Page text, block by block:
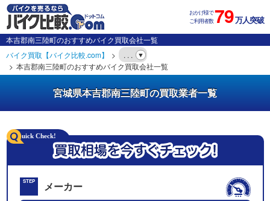
おかげ様で
ご利用者数79万人突破
本吉郡南三陸町のおすすめバイク買取会社一覧
バイク買取【バイク比較.com】
. . .
本吉郡南三陸町のおすすめバイク買取会社一覧
宮城県本吉郡南三陸町の買取業者一覧
STEP メーカー